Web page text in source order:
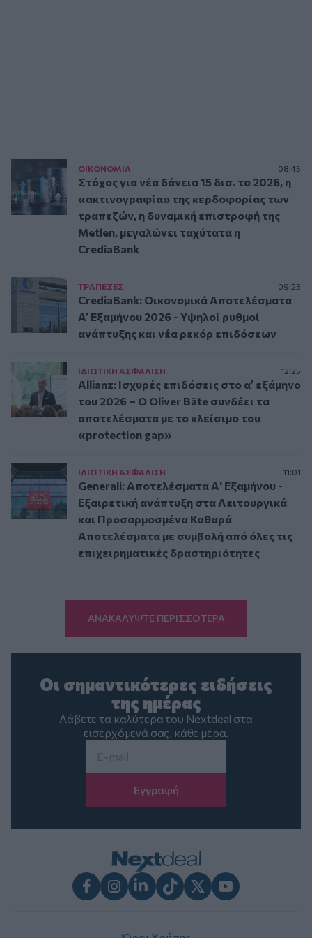
ΟΙΚΟΝΟΜΙΑ 08:45
Στόχος για νέα δάνεια 15 δισ. το 2026, η
«ακτινογραφία» της κερδοφορίας των
τραπεζών, η δυναμική επιστροφή της
Metlen, μεγαλώνει ταχύτατα η
CrediaBank
ΤΡAΠΕΖΕΣ 09:23
CrediaBank: Οικονομικά Αποτελέσματα
A’ Εξαμήνου 2026 - Υψηλοί ρυθμοί
ανάπτυξης και νέα ρεκόρ επιδόσεων
ΙΔΙΩΤΙΚΗ ΑΣΦAΛΙΣΗ 12:25
Allianz: Ισχυρές επιδόσεις στο α’ εξάμηνο
του 2026 – Ο Oliver Bäte συνδέει τα
αποτελέσματα με το κλείσιμο του
«protection gap»
ΙΔΙΩΤΙΚΗ ΑΣΦAΛΙΣΗ 11:01
Generali: Αποτελέσματα Α' Εξαμήνου -
Εξαιρετική ανάπτυξη στα Λειτουργικά
και Προσαρμοσμένα Καθαρά
Αποτελέσματα με συμβολή από όλες τις
επιχειρηματικές δραστηριότητες
ΑΝΑΚΑΛΥΨΤΕ ΠΕΡΙΣΣΟΤΕΡΑ
Οι σημαντικότερες ειδήσεις
της ημέρας
Λάβετε τα καλύτερα του Nextdeal στα
εισερχόμενά σας, κάθε μέρα.